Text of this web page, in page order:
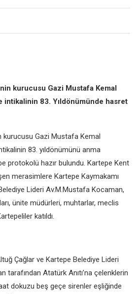
kurucusu Gazi Mustafa Kemal
intikalinin 83. Yıldönümünde hasret
kurucusu Gazi Mustafa Kemal
83. yıldönümünü anma
protokolü hazır bulundu. Kartepe Kent
merasimlere Kartepe Kaymakamı
Lideri Av.M.Mustafa Kocaman,
ünite müdürleri, muhtarlar, meclis
katıldı.
Çağlar ve Kartepe Belediye Lideri
tarafından Atatürk Anıtı’na çelenklerin
dokuzu beş geçe sirenler eşliğinde